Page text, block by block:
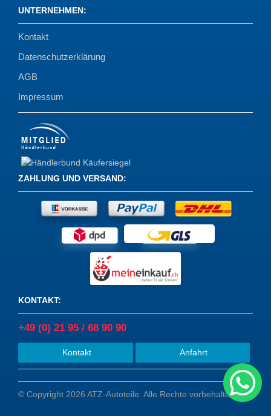
UNTERNEHMEN:
Kontakt
Datenschutzerklärung
AGB
Impressum
ZAHLUNG UND VERSAND:
KONTAKT:
+49 (0) 21 95 / 68 90 90
Kontakt Anfahrt
© Copyright 2026 ATZ-Autoteile. Alle Rechte vorbehalten.